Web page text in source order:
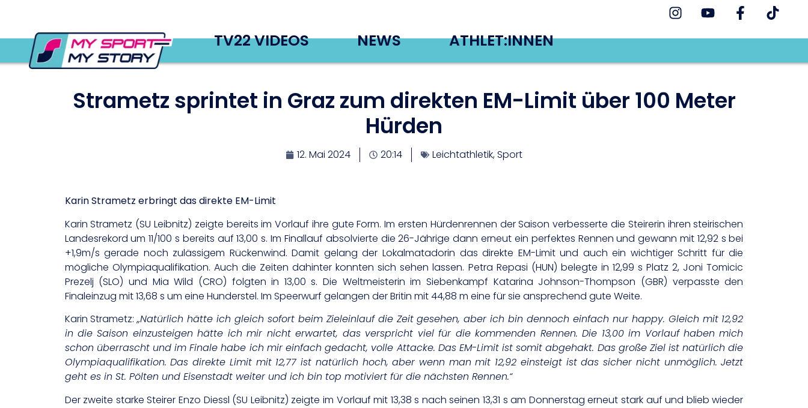
TV22 VIDEOS NEWS ATHLET:INNEN
Strametz sprintet in Graz zum direkten EM-Limit über 100 Meter
Hürden
12. Mai 2024 20:14 Leichtathletik,Sport
Karin Strametz erbringt das direkte EM-Limit
Karin Strametz (SU Leibnitz) zeigte bereits im Vorlauf ihre gute Form. Im ersten Hürdenrennen der Saison verbesserte die Steirerin ihren steirischen
Landesrekord um 11/100 s bereits auf 13,00 s. Im Finallauf absolvierte die 26-Jährige dann erneut ein perfektes Rennen und gewann mit 12,92 s bei
+1,9m/s gerade noch zulässigem Rückenwind. Damit gelang der Lokalmatadorin das direkte EM-Limit und auch ein wichtiger Schritt für die
mögliche Olympiaqualifikation. Auch die Zeiten dahinter konnten sich sehen lassen. Petra Repasi (HUN) belegte in 12,99 s Platz 2, Joni Tomicic
Prezelj (SLO) und Mia Wild (CRO) folgten in 13,00 s. Die Weltmeisterin im Siebenkampf Katarina Johnson-Thompson (GBR) verpasste den
Finaleinzug mit 13,68 s um eine Hunderstel. Im Speerwurf gelangen der Britin mit 44,88 m eine für sie ansprechend gute Weite.
Karin Strametz:„Natürlich hätte ich gleich sofort beim Zieleinlauf die Zeit gesehen, aber ich bin dennoch einfach nur happy. Gleich mit 12,92
in die Saison einzusteigen hätte ich mir nicht erwartet, das verspricht viel für die kommenden Rennen. Die 13,00 im Vorlauf haben mich
schon überrascht und im Finale habe ich mir einfach gedacht, volle Attacke. Das EM-Limit ist somit abgehakt. Das große Ziel ist natürlich die
Olympiaqualifikation. Das direkte Limit mit 12,77 ist natürlich hoch, aber wenn man mit 12,92 einsteigt ist das sicher nicht unmöglich. Jetzt
geht es in St. Pölten und Eisenstadt weiter und ich bin top motiviert für die nächsten Rennen.“
Der zweite starke Steirer Enzo Diessl (SU Leibnitz) zeigte im Vorlauf mit 13,38 s nach seinen 13,31 s am Donnerstag erneut stark auf und blieb wieder